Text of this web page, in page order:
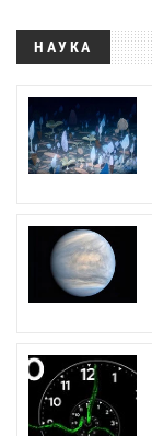
НАУКА